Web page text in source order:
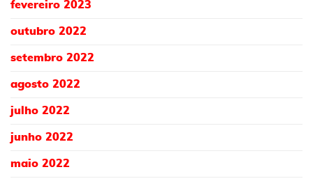
fevereiro 2023
outubro 2022
setembro 2022
agosto 2022
julho 2022
junho 2022
maio 2022